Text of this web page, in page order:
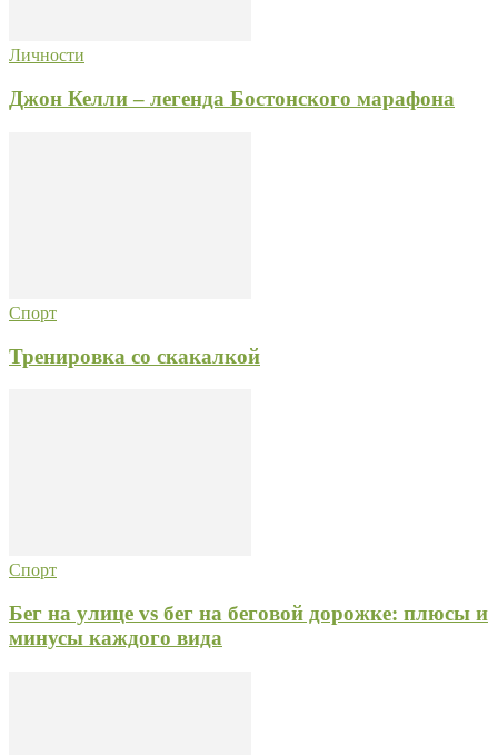
Личности
Джон Келли – легенда Бостонского марафона
Спорт
Тренировка со скакалкой
Спорт
Бег на улице vs бег на беговой дорожке: плюсы и
минусы каждого вида